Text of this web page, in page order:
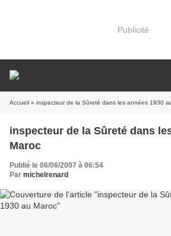
Publicité
Accueil » inspecteur de la Sûreté dans les années 1930
inspecteur de la Sûreté dans
Maroc
Publié le 06/06/2007 à 06:54
Par michelrenard